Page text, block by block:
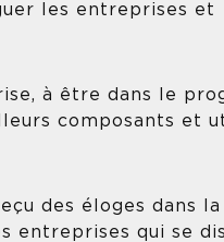
les entreprises et
à être dans le
composants et
des éloges dans
entreprises qui se